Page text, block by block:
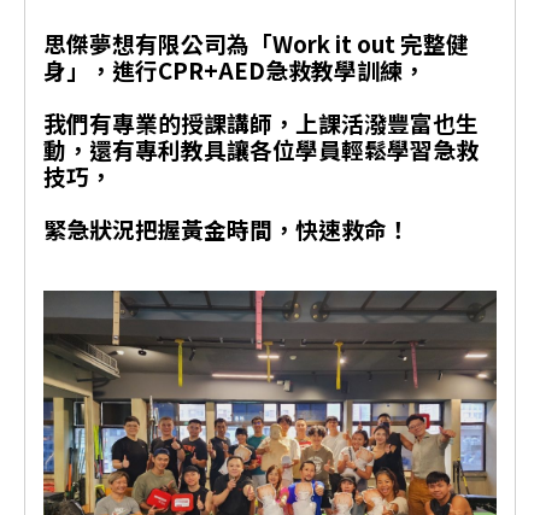
思傑夢想有限公司為「Work it out 完整健
身」，進行CPR+AED急救教學訓練，
我們有專業的授課講師，上課活潑豐富也生
動，還有專利教具讓各位學員輕鬆學習急救
技巧，
緊急狀況把握黃金時間，快速救命！